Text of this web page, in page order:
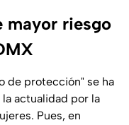
mayor riesgo
de protección" se ha
actualidad por la
Pues, en